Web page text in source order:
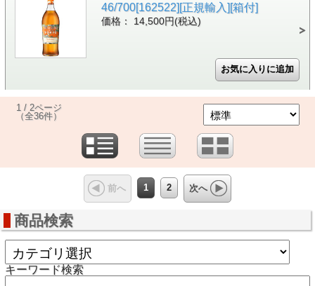
46/700[162522][正規輸入][箱付]
価格： 14,500円(税込)
1 / 2ページ
（全36件）
前へ 1 2 次へ
商品検索
キーワード検索